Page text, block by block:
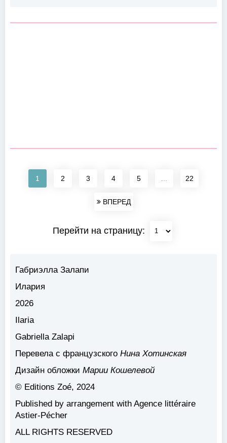
1 2 3 4 5 22
ВПЕРЕД
Перейти на страницу:
Габриэлла Залапи
Илария
2026
Ilaria
Gabriella Zalapi
Перевела с французского Нина Хотинская
Дизайн обложки Марии Кошелевой
© Editions Zoé, 2024
Published by arrangement with Agence littéraire
Astier-Pécher
ALL RIGHTS RESERVED